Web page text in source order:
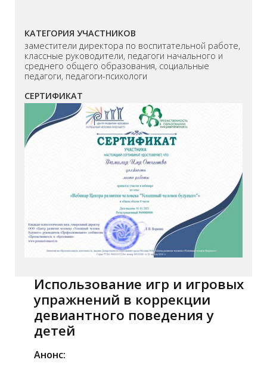
КАТЕГОРИЯ УЧАСТНИКОВ
заместители директора по воспитательной работе,
классные руководители, педагоги начального и
среднего общего образования, социальные
педагоги, педагоги-психологи
СЕРТИФИКАТ
Использование игр и игровых
упражнений в коррекции
девиантного поведения у
детей
Анонс: